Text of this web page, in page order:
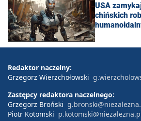
USA
chińskich
Redaktor naczelny:
Grzegorz Wierzchołowski
Zastępcy redaktora naczelnego:
Grzegorz Broński
Piotr Kotomski